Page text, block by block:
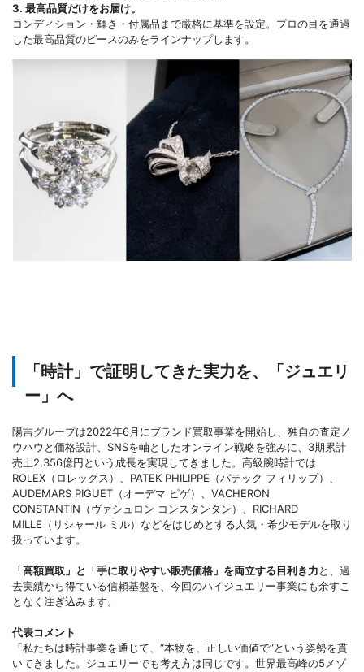
3. 最高品質だけをお届け。
コンディション・輝き・付属品まで厳格に基準を設定。プロの目を通過
した最高品質のピースのみをラインナップします。
「時計」で証明してきた実力を、「ジュエリ
ー」へ
陽吉グループは2022年6月にブランド買取事業を開始し、独自の査定ノ
ウハウと価格設計、SNSを軸としたオンライン戦略を強みに、3期累計
売上2,356億円という成長を実現してきました。高級腕時計では
ROLEX（ロレックス）、PATEK PHILIPPE（パテック フィリップ）、
AUDEMARS PIGUET（オーデマ ピゲ）、VACHERON
CONSTANTIN（ヴァシュロン コンスタンタン）、RICHARD
MILLE（リシャール ミル）などをはじめとする人気・希少モデルを取り
扱っています。
「高額買取」と「手に取りやすい販売価格」を両立する目利き力と、過
去実績から得ている信頼基盤を、今回のハイジュエリー事業にも余すこ
となく注ぎ込みます。
代表コメント
「私たちは時計事業を通じて、“本物を、正しい価値で”という姿勢を貫
いてきました。ジュエリーでも考え方は同じです。世界最高峰の5メゾ